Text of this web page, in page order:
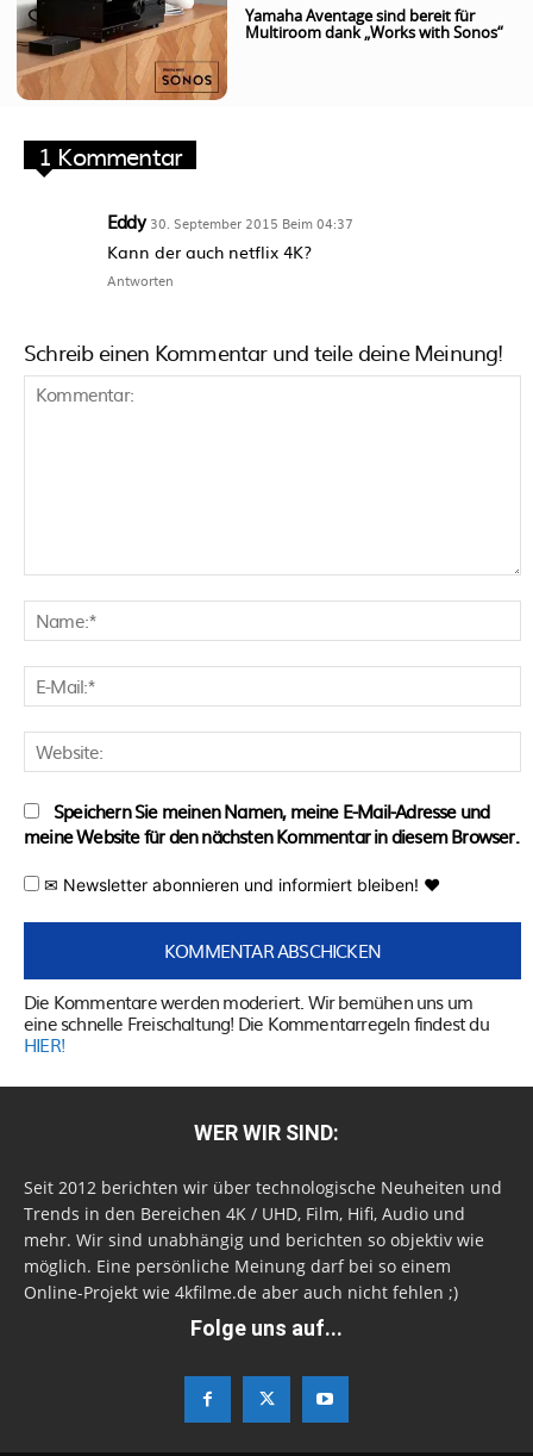
Yamaha Aventage sind bereit für
Multiroom dank „Works with Sonos“
1 Kommentar
Eddy 30. September 2015 Beim 04:37
Kann der auch netflix 4K?
Antworten
Schreib einen Kommentar und teile deine Meinung!
Speichern Sie meinen Namen, meine E-Mail-Adresse und
meine Website für den nächsten Kommentar in diesem Browser.
✉ Newsletter abonnieren und informiert bleiben! ♥
Die Kommentare werden moderiert. Wir bemühen uns um
eine schnelle Freischaltung! Die Kommentarregeln findest du
HIER!
WER WIR SIND:
Seit 2012 berichten wir über technologische Neuheiten und
Trends in den Bereichen 4K / UHD, Film, Hifi, Audio und
mehr. Wir sind unabhängig und berichten so objektiv wie
möglich. Eine persönliche Meinung darf bei so einem
Online-Projekt wie 4kfilme.de aber auch nicht fehlen ;)
Folge uns auf...